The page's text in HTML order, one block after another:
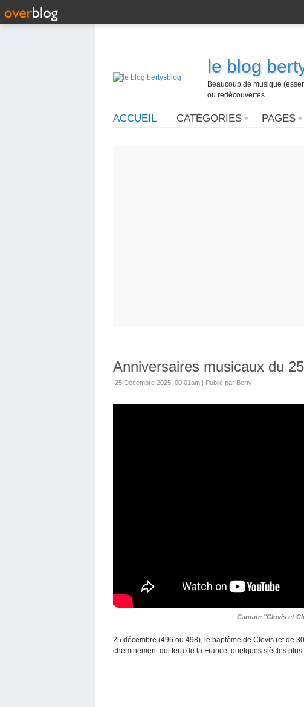
le blog
Beaucoup de musique
ou redécouvertes.
ACCUEIL CATÉGORIES PAGES
Anniversaires musicaux du
25 Décembre 2025, 00:01am | Publié par Berty
Cantate "Clovis et
25 décembre (496 ou 498), le baptême de Clovis (et de
cheminement qui fera de la France, quelques siècles